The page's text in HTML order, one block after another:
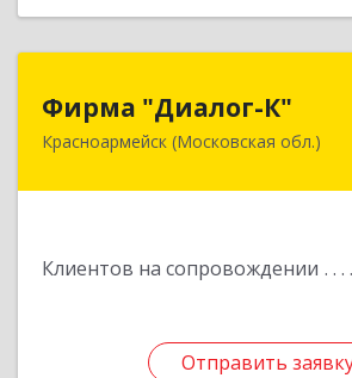
Фирма "Диалог-К"
Красноармейск (Московская обл.)
Клиентов на сопровождении
Отправить
141292, Московская обл,
Отправить